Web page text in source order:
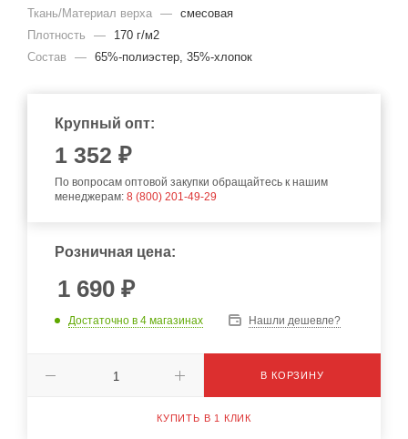
Ткань/Материал верха — смесовая
Плотность
—
170 г/м2
Состав
— 65%-полиэстер, 35%-хлопок
Крупный опт:
1 352 ₽
По вопросам оптовой закупки обращайтесь к нашим
менеджерам: 8 (800) 201-49-29
Розничная цена:
1 690 ₽
Достаточно в 4 магазинах Нашли дешевле?
В КОРЗИНУ
КУПИТЬ В 1 КЛИК